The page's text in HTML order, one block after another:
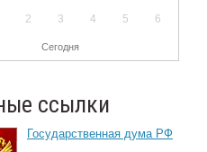
2 3 4 5 6
Сегодня
ссылки
Государственная дума РФ